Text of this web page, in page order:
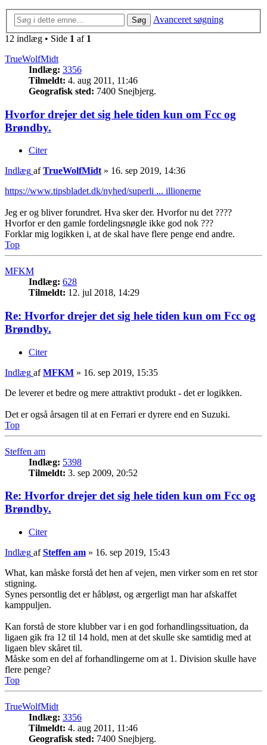
Søg
Avanceret søgning
12 indlæg • Side 1 af 1
TrueWolfMidt
Indlæg: 3356
Tilmeldt: 4. aug 2011, 11:46
Geografisk sted: 7400 Snejbjerg.
Hvorfor drejer det sig hele tiden kun om Fcc og
Brøndby.
Citer
Indlæg afTrueWolfMidt » 16. sep 2019, 14:36
https://www.tipsbladet.dk/nyhed/superli ... illionerne
Jeg er og bliver forundret. Hva sker der. Hvorfor nu det ????
Hvorfor er den gamle fordelingsnøgle ikke god nok ???
Forklar mig logikken i, at de skal have flere penge end andre.
Top
MFKM
Indlæg: 628
Tilmeldt: 12. jul 2018, 14:29
Re: Hvorfor drejer det sig hele tiden kun om Fcc og
Brøndby.
Citer
Indlæg afMFKM » 16. sep 2019, 15:35
De leverer et bedre og mere attraktivt produkt - det er logikken.
Det er også årsagen til at en Ferrari er dyrere end en Suzuki.
Top
Steffen am
Indlæg: 5398
Tilmeldt: 3. sep 2009, 20:52
Re: Hvorfor drejer det sig hele tiden kun om Fcc og
Brøndby.
Citer
Indlæg afSteffen am » 16. sep 2019, 15:43
What, kan måske forstå det hen af vejen, men virker som en ret stor
stigning.
Synes persontlig det er håbløst, og ærgerligt man har afskaffet
kamppuljen.
Kan forstå de store klubber var i en god forhandlingssituation, da
ligaen gik fra 12 til 14 hold, men at det skulle ske samtidig med at
ligaen blev skåret til.
Måske som en del af forhandlingerne om at 1. Division skulle have
flere penge?
Top
TrueWolfMidt
Indlæg: 3356
Tilmeldt: 4. aug 2011, 11:46
Geografisk sted: 7400 Snejbjerg.